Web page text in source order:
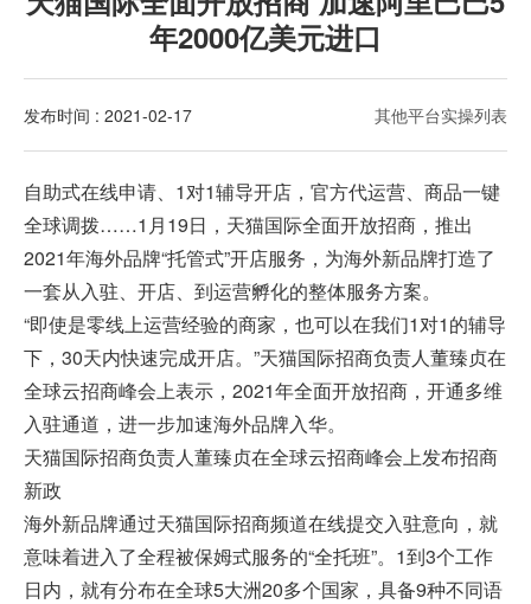
年2000亿美元进口
发布时间 : 2021-02-17 其他平台实操列表
自助式在线申请、1对1辅导开店，官方代运营、商品一键
全球调拨……1月19日，天猫国际全面开放招商，推出
2021年海外品牌“托管式”开店服务，为海外新品牌打造了
一套从入驻、开店、到运营孵化的整体服务方案。
“即使是零线上运营经验的商家，也可以在我们1对1的辅导
下，30天内快速完成开店。”天猫国际招商负责人董臻贞在
全球云招商峰会上表示，2021年全面开放招商，开通多维
入驻通道，进一步加速海外品牌入华。
天猫国际招商负责人董臻贞在全球云招商峰会上发布招商
新政
海外新品牌通过天猫国际招商频道在线提交入驻意向，就
意味着进入了全程被保姆式服务的“全托班”。1到3个工作
日内，就有分布在全球5大洲20多个国家，具备9种不同语